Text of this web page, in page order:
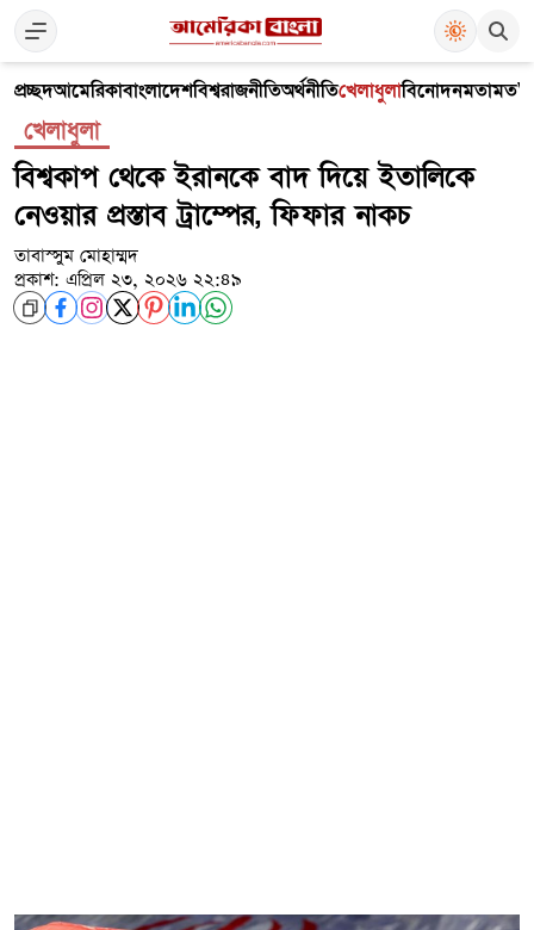
প্রচ্ছদআমেরিকাবাংলাদেশবিশ্বরাজনীতিঅর্থনীতিখেলাধুলাবিনোদনমতামত
খেলাধুলা
বিশ্বকাপ থেকে ইরানকে বাদ দিয়ে ইতালিকে
নেওয়ার প্রস্তাব ট্রাম্পের, ফিফার নাকচ
তাবাস্সুম মোহাম্মদ
প্রকাশ: এপ্রিল ২৩, ২০২৬ ২২:৪৯